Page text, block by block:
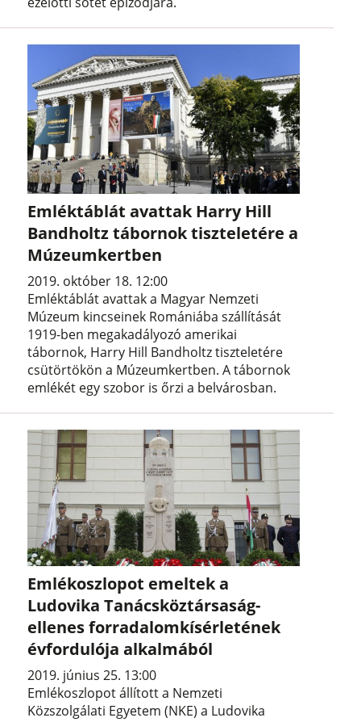
Emléktáblát avattak Harry Hill
Bandholtz tábornok tiszteletére a
Múzeumkertben
2019. október 18. 12:00
Emléktáblát avattak a Magyar Nemzeti
Múzeum kincseinek Romániába szállítását
1919-ben megakadályozó amerikai
tábornok, Harry Hill Bandholtz tiszteletére
csütörtökön a Múzeumkertben. A tábornok
emlékét egy szobor is őrzi a belvárosban.
Emlékoszlopot emeltek a
Ludovika Tanácsköztársaság-
ellenes forradalomkísérletének
évfordulója alkalmából
2019. június 25. 13:00
Emlékoszlopot állított a Nemzeti
Közszolgálati Egyetem (NKE) a Ludovika